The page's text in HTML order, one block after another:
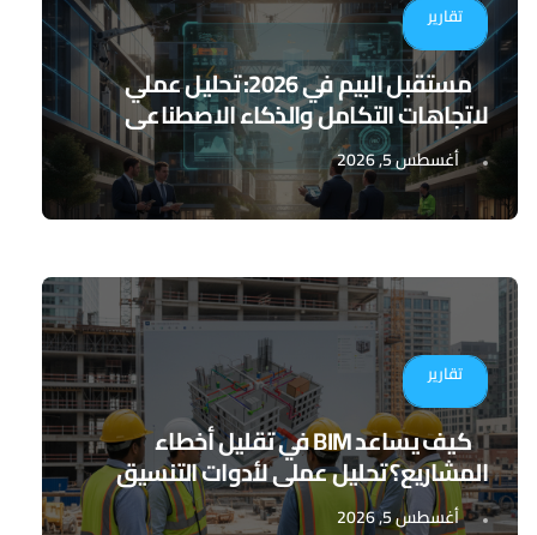
تقارير
مستقبل البيم في 2026: تحليل عملي
لاتجاهات التكامل والذكاء الاصطناعي
أغسطس 5, 2026
تقارير
كيف يساعد BIM في تقليل أخطاء
المشاريع؟ تحليل عملي لأدوات التنسيق
الرقمي
أغسطس 5, 2026